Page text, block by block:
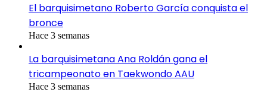
El barquisimetano Roberto García conquista el
bronce
Hace 3 semanas
La barquisimetana Ana Roldán gana el
tricampeonato en Taekwondo AAU
Hace 3 semanas